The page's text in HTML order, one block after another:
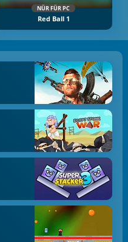
NÜR FÜR PC
Red Ball 1